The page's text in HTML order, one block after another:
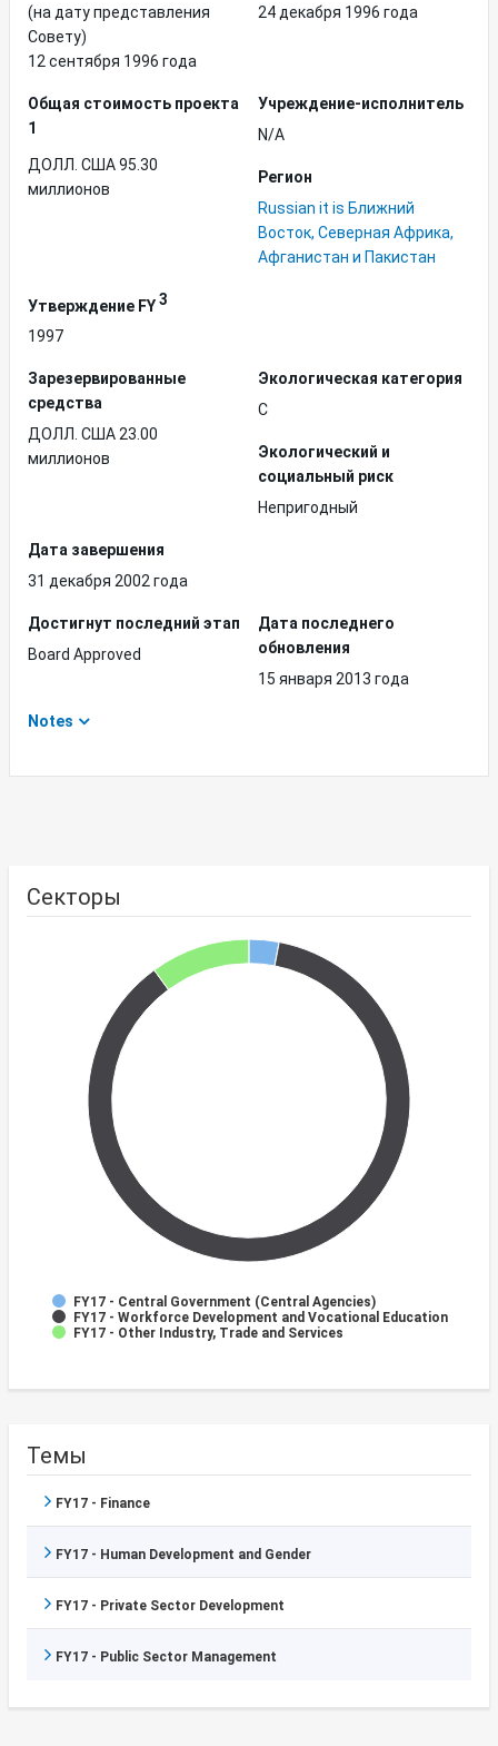
(на дату представления
Совету)
12 сентября 1996 года
24 декабря 1996 года
Общая стоимость проекта
1
ДОЛЛ. США 95.30
миллионов
Учреждение-исполнитель
N/A
Регион
Russian it is Ближний
Восток, Северная Африка,
Афганистан и Пакистан
Утверждение FY3
1997
Зарезервированные
средства
ДОЛЛ. США 23.00
миллионов
Экологическая категория
C
Экологический и
социальный риск
Непригодный
Дата завершения
31 декабря 2002 года
Достигнут последний этап
Board Approved
Дата последнего
обновления
15 января 2013 года
Notes
Секторы
FY17 - Central Government (Central Agencies)
FY17 - Workforce Development and Vocational Education
FY17 - Other Industry, Trade and Services
Темы
FY17 - Finance
FY17 - Human Development and Gender
FY17 - Private Sector Development
FY17 - Public Sector Management